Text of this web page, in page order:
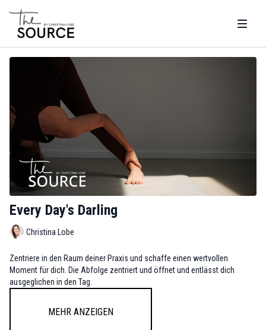
Every Day's Darling
Christina Lobe
Zentriere in den Raum deiner Praxis und schaffe einen wertvollen
Moment für dich. Die Abfolge zentriert und öffnet und entlässt dich
ausgeglichen in den Tag.
Mehr anzeigen